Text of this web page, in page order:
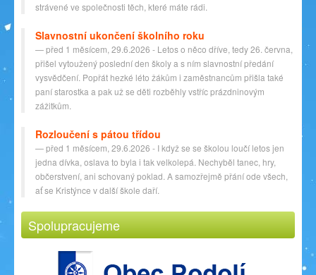
strávené ve společnosti těch, které máte rádi.
Slavnostní ukončení školního roku
před 1 měsícem, 29.6.2026 - Letos o něco dříve, tedy 26. června,
přišel vytoužený poslední den školy a s ním slavnostní předání
vysvědčení. Popřát hezké léto žákům i zaměstnancům přišla také
paní starostka a pak už se děti rozběhly vstříc prázdninovým
zážitkům.
Rozloučení s pátou třídou
před 1 měsícem, 29.6.2026 - I když se se školou loučí letos jen
jedna dívka, oslava to byla i tak velkolepá. Nechyběl tanec, hry,
občerstvení, ani schovaný poklad. A samozřejmě přání ode všech,
ať se Kristýnce v další škole daří.
Spolupracujeme